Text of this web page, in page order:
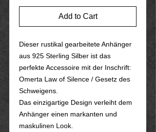
Add to Cart
Dieser rustikal gearbeitete Anhänger
aus 925 Sterling Silber ist das
perfekte Accessoire mit der Inschrift:
Omerta Law of Silence / Gesetz des
Schweigens.
Das einzigartige Design verleiht dem
Anhänger einen markanten und
maskulinen Look.